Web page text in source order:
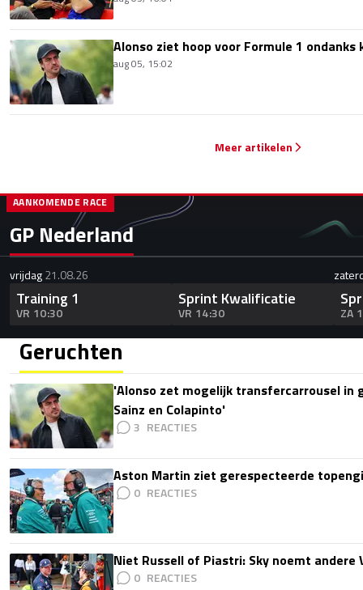
Alonso ziet hoop voor Formule 1
aug 05, 15:02
Meer artikelen
GP Nederland
AANKOMENDE RACE
vrijdag21.08.26
Training 1
VR 10:30
Sprint Kwalificatie
VR 14:30 ZA
Geruchten
'Alonso zet mogelijk transfercarrousel in
Sainz en Colapinto'
3
Aston Martin ziet gerespecteerde
0
Niet Russell of Piastri: Sky noemt
0